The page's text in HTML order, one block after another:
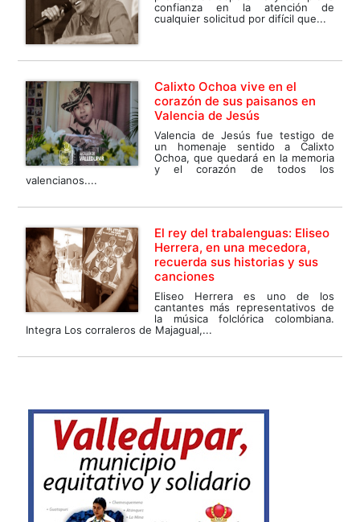
confianza en la atención de
cualquier solicitud por difícil que...
Calixto Ochoa vive en el
corazón de sus paisanos en
Valencia de Jesús
Valencia de Jesús fue testigo de
un homenaje sentido a Calixto
Ochoa, que quedará en la memoria
y el corazón de todos los
valencianos....
El rey del trabalenguas: Eliseo
Herrera, en una mecedora,
recuerda sus historias y sus
canciones
Eliseo Herrera es uno de los
cantantes más representativos de
la música folclórica colombiana.
Integra Los corraleros de Majagual,...